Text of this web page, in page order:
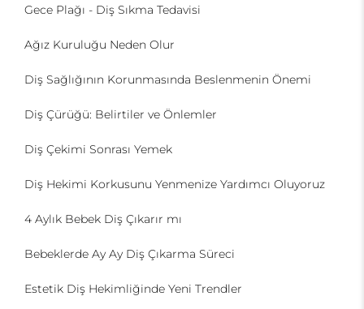
Gece Plağı - Diş Sıkma Tedavisi
Ağız Kuruluğu Neden Olur
Diş Sağlığının Korunmasında Beslenmenin Önemi
Diş Çürüğü: Belirtiler ve Önlemler
Diş Çekimi Sonrası Yemek
Diş Hekimi Korkusunu Yenmenize Yardımcı Oluyoruz
4 Aylık Bebek Diş Çıkarır mı
Bebeklerde Ay Ay Diş Çıkarma Süreci
Estetik Diş Hekimliğinde Yeni Trendler